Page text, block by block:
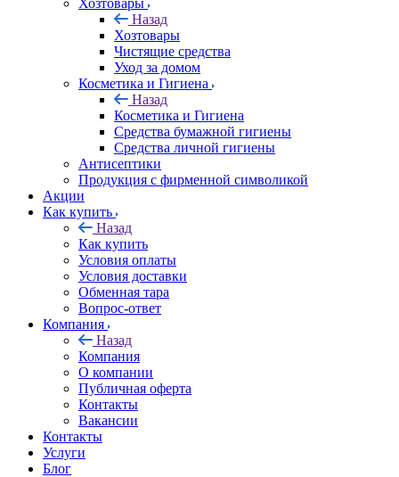
Хозтовары
Назад
Хозтовары
Чистящие средства
Уход за домом
Косметика и Гигиена
Назад
Косметика и Гигиена
Средства бумажной гигиены
Средства личной гигиены
Антисептики
Продукция с фирменной символикой
Акции
Как купить
Назад
Как купить
Условия оплаты
Условия доставки
Обменная тара
Вопрос-ответ
Компания
Назад
Компания
О компании
Публичная оферта
Контакты
Вакансии
Контакты
Услуги
Блог